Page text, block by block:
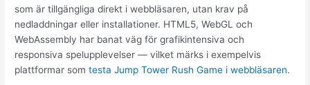
som är tillgängliga direkt i webbläsaren, utan krav på
nedladdningar eller installationer. HTML5, WebGL och
WebAssembly har banat väg för grafikintensiva och
responsiva spelupplevelser — vilket märks i exempelvis
plattformar somtesta Jump Tower Rush Game i webbläsaren.